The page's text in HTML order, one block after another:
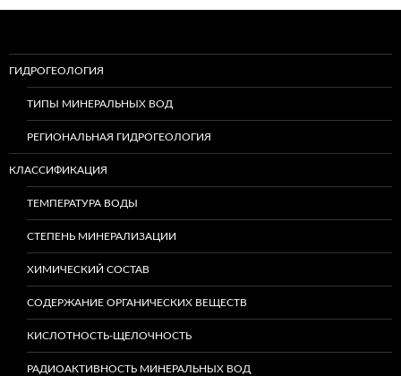
ГИДРОГЕОЛОГИЯ
ТИПЫ МИНЕРАЛЬНЫХ ВОД
РЕГИОНАЛЬНАЯ ГИДРОГЕОЛОГИЯ
КЛАССИФИКАЦИЯ
ТЕМПЕРАТУРА ВОДЫ
СТЕПЕНЬ МИНЕРАЛИЗАЦИИ
ХИМИЧЕСКИЙ СОСТАВ
СОДЕРЖАНИЕ ОРГАНИЧЕСКИХ ВЕЩЕСТВ
КИСЛОТНОСТЬ-ЩЕЛОЧНОСТЬ
РАДИОАКТИВНОСТЬ МИНЕРАЛЬНЫХ ВОД